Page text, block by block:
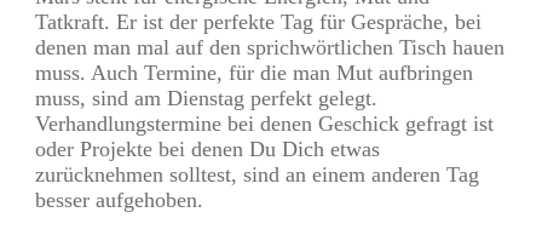
Tatkraft. Er ist der perfekte Tag für Gespräche, bei
denen man mal auf den sprichwörtlichen Tisch hauen
muss. Auch Termine, für die man Mut aufbringen
muss, sind am Dienstag perfekt gelegt.
Verhandlungstermine bei denen Geschick gefragt ist
oder Projekte bei denen Du Dich etwas
zurücknehmen solltest, sind an einem anderen Tag
besser aufgehoben.